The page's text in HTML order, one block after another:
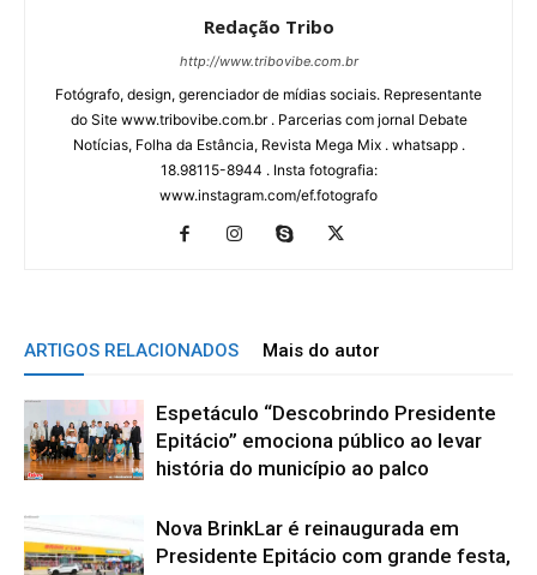
Redação Tribo
http://www.tribovibe.com.br
Fotógrafo, design, gerenciador de mídias sociais. Representante
do Site www.tribovibe.com.br . Parcerias com jornal Debate
Notícias, Folha da Estância, Revista Mega Mix . whatsapp .
18.98115-8944 . Insta fotografia:
www.instagram.com/ef.fotografo
ARTIGOS RELACIONADOS Mais do autor
Espetáculo “Descobrindo Presidente
Epitácio” emociona público ao levar
história do município ao palco
Nova BrinkLar é reinaugurada em
Presidente Epitácio com grande festa,